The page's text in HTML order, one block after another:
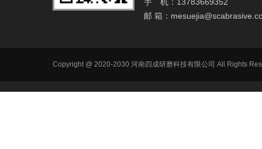
邮 箱：
Copyright @ 2020-2030 河南四成研磨科技有限公司 All Rights